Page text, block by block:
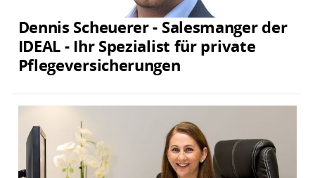
Dennis Scheuerer - Salesmanger der
IDEAL - Ihr Spezialist für private
Pflegeversicherungen